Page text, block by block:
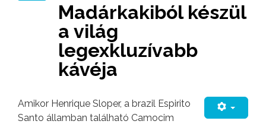
Madárkakiból készül
a világ
legexkluzívabb
kávéja
Amikor Henrique Sloper, a brazil Espirito
Santo államban található Camocim